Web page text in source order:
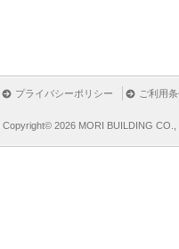
プライバシーポリシー ご利用
Copyright© 2026 MORI BUILDING